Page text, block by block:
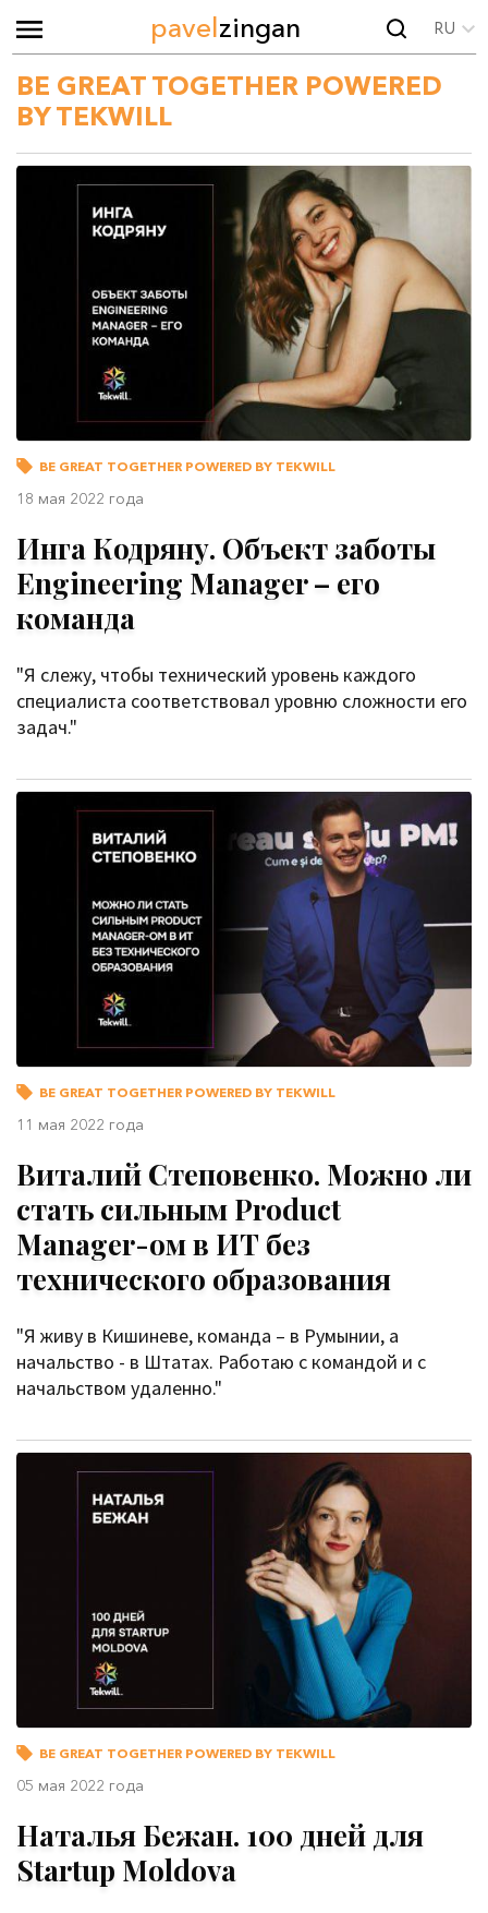
pavelzingan RU
BE GREAT TOGETHER POWERED
BY TEKWILL
BE GREAT TOGETHER POWERED BY TEKWILL
18 мая 2022 года
Инга Кодряну. Объект заботы
Engineering Manager – его
команда
"Я слежу, чтобы технический уровень каждого
специалиста соответствовал уровню сложности его
задач."
BE GREAT TOGETHER POWERED BY TEKWILL
11 мая 2022 года
Виталий Степовенко. Можно ли
стать сильным Product
Manager-ом в ИТ без
технического образования
"Я живу в Кишиневе, команда – в Румынии, а
начальство - в Штатах. Работаю с командой и с
начальством удаленно."
BE GREAT TOGETHER POWERED BY TEKWILL
05 мая 2022 года
Наталья Бежан. 100 дней для
Startup Moldova